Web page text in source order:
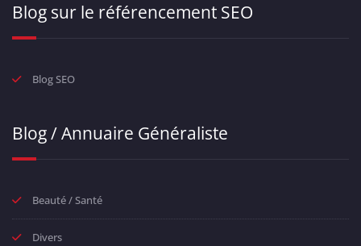
Blog sur le référencement SEO
Blog SEO
Blog / Annuaire Généraliste
Beauté / Santé
Divers